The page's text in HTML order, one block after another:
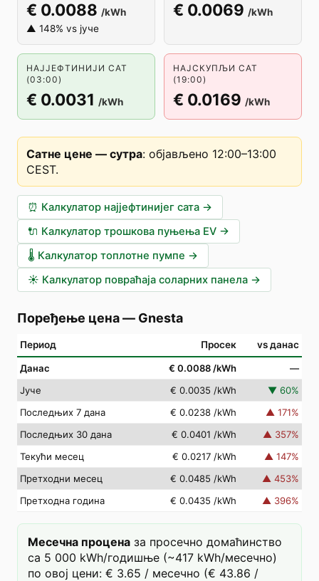
€ 0.0088 /kWh
▲ 148% vs јуче
€ 0.0069 /kWh
НАЈЈЕФТИНИЈИ САТ
(03:00)
€ 0.0031 /kWh
НАЈСКУПЉИ САТ
(19:00)
€ 0.0169 /kWh
Сатне цене — сутра: објављено 12:00–13:00
CEST.
⏰ Калкулатор најјефтинијег сата →
🔌 Калкулатор трошкова пуњења EV →
🌡️ Калкулатор топлотне пумпе →
☀️ Калкулатор повраћаја соларних панела →
Поређење цена— Gnesta
Период Просек vs данас
Данас € 0.0088 /kWh
—
Јуче
€ 0.0035 /kWh ▼ 60%
Последњих 7 дана
€ 0.0238 /kWh ▲ 171%
Последњих 30 дана
€ 0.0401 /kWh ▲ 357%
Текући месец
€ 0.0217 /kWh ▲ 147%
Претходни месец
€ 0.0485 /kWh ▲ 453%
Претходна година
€ 0.0435 /kWh ▲ 396%
Месечна процена за просечно домаћинство
са 5 000 kWh/годишње (~417 kWh/месечно)
по овој цени: € 3.65 / месечно (€ 43.86 /